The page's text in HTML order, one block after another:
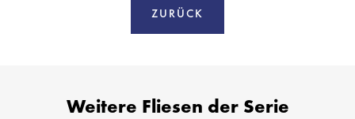
ZURÜCK
Weitere Fliesen der Serie